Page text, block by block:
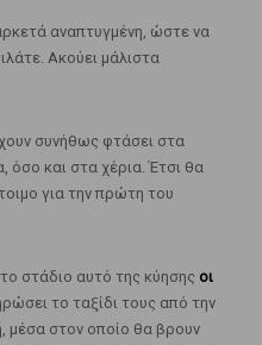
αναπτυγμένη, ώστε να
Ακούει μάλιστα
συνήθως φτάσει στα
και στα χέρια. Έτσι θα
για την πρώτη του
στάδιο αυτό της κύησης οι
το ταξίδι τους από την
μέσα στον οποίο θα βρουν